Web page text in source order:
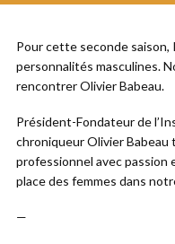
Pour cette seconde
personnalités masculines.
rencontrer Olivier Babeau.
Président-Fondateur de
chroniqueur Olivier Babeau
professionnel avec passion
place des femmes dans
—